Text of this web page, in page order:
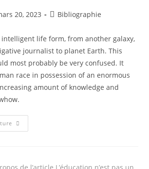
20, 2023 Bibliographie
intelligent life form, from another galaxy,
journalist to planet Earth. This
most probably be very confused. It
race in possession of an enormous
amount of knowledge and